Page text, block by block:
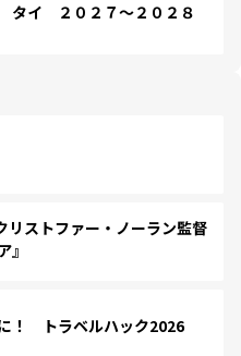
イ ２０２７～２０２８
ストファー・ノーラン監督
』
！ トラベルハック2026